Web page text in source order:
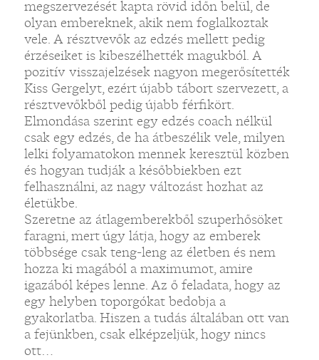
megszervezését kapta rövid időn belül, de
olyan embereknek, akik nem foglalkoztak
vele. A résztvevők az edzés mellett pedig
érzéseiket is kibeszélhették magukból. A
pozitív visszajelzések nagyon megerősítették
Kiss Gergelyt, ezért újabb tábort szervezett, a
résztvevőkből pedig újabb férfikört.
Elmondása szerint egy edzés coach nélkül
csak egy edzés, de ha átbeszélik vele, milyen
lelki folyamatokon mennek keresztül közben
és hogyan tudják a későbbiekben ezt
felhasználni, az nagy változást hozhat az
életükbe.
Szeretne az átlagemberekből szuperhősöket
faragni, mert úgy látja, hogy az emberek
többsége csak teng-leng az életben és nem
hozza ki magából a maximumot, amire
igazából képes lenne. Az ő feladata, hogy az
egy helyben toporgókat bedobja a
gyakorlatba. Hiszen a tudás általában ott van
a fejünkben, csak elképzeljük, hogy nincs
ott…